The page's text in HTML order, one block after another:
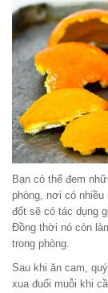
Bạn có thể đem
phòng, nơi có
đốt sẽ có tác dụng
Đồng thời nó còn
trong phòng.
Sau khi ăn cam,
xua đuổi muỗi khi